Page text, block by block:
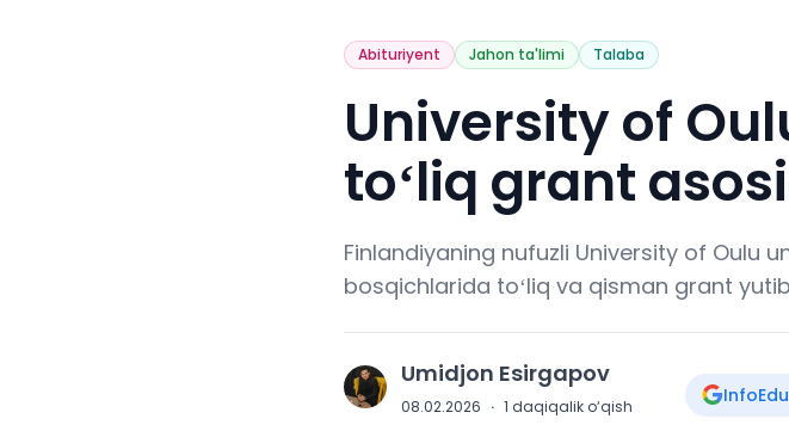
Abituriyent Jahon ta'limi Talaba
University of
toʻliq grant
Finlandiyaning nufuzli University of Oulu
bosqichlarida toʻliq va qisman grant
U Umidjon Esirgapov
08.02.2026 · 1 daqiqalik o‘qish